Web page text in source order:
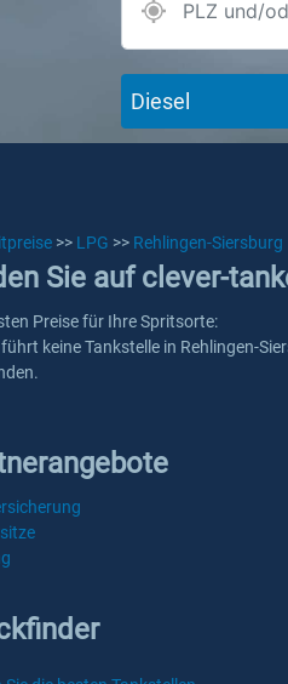
Diesel
>> LPG >> Rehlingen-Siersburg
Sie auf clever-
Preise für Ihre Spritsorte:
keine Tankstelle in Rehlingen-